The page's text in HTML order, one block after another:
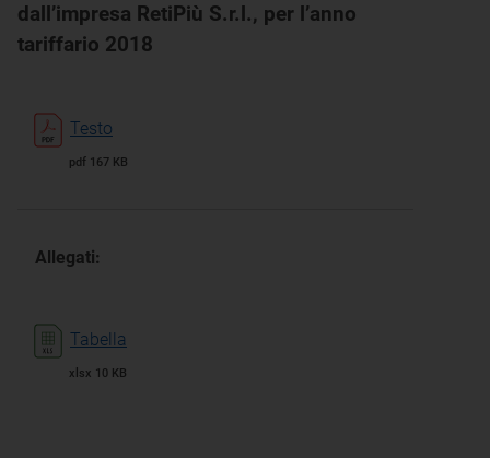
dall’impresa RetiPiù S.r.l., per l’anno
tariffario 2018
Testo
pdf 167 KB
Allegati:
Tabella
xlsx 10 KB